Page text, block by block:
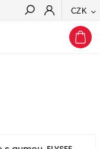
CZK
Hledat